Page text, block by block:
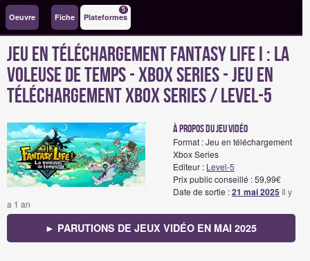
Oeuvre Fiche Plateformes
5
Jeu en téléchargement Fantasy Life i : La
voleuse de temps - Xbox Series - Jeu en
téléchargement Xbox Series / Level-5
à propos du jeu vidéo
Format : Jeu en téléchargement
Xbox Series
Editeur : Level-5
Prix public conseillé : 59,99€
Date de sortie :21 mai 2025 Il y
a 1 an
► PARUTIONS DE JEUX VIDÉO EN MAI 2025